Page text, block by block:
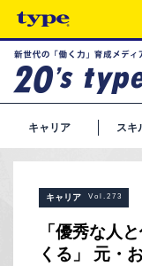
キャリア スキ
キャリア Vol.273
「優秀な人
くる」 元・